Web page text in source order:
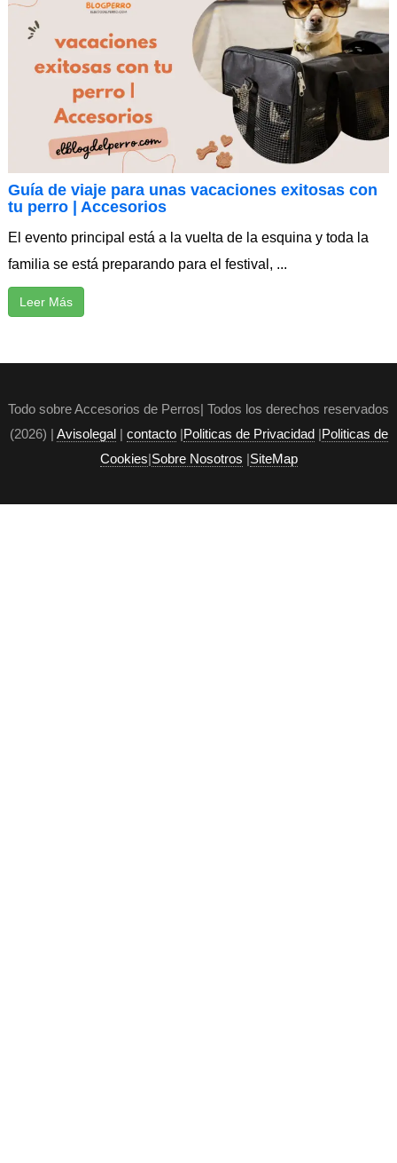
Guía de viaje para unas vacaciones exitosas con
tu perro | Accesorios
El evento principal está a la vuelta de la esquina y toda la
familia se está preparando para el festival, ...
Leer Más
Todo sobre Accesorios de Perros| Todos los derechos reservados
(2026) | Avisolegal| contacto|Politicas de Privacidad|Politicas de
Cookies|Sobre Nosotros |SiteMap